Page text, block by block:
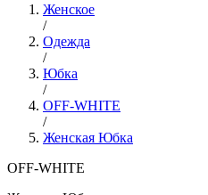
Женское
/
Одежда
/
Юбка
/
OFF-WHITE
/
Женская Юбка
OFF-WHITE